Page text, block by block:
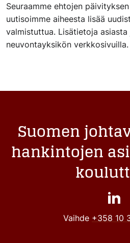
Seuraamme ehtojen
uutisoimme aiheesta lisää
valmistuttua. Lisätietoja
neuvontayksikön verkkosivuilla.
Suomen
hankintojen
Vaihde +358 10